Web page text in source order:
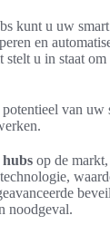
kunt u uw
en
u in staat
van
op de
noodgeval.